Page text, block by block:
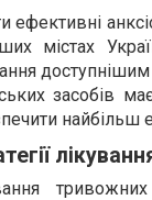
ефективні
містах
засобів
найбільш